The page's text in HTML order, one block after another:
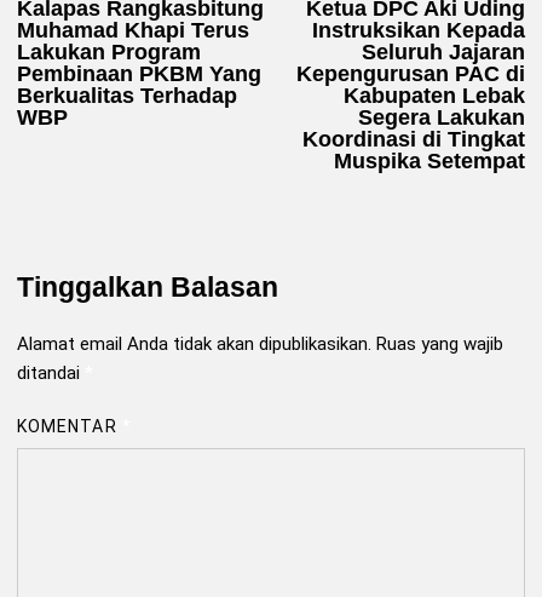
pos
article:
Kalapas Rangkasbitung
Muhamad Khapi Terus
Lakukan Program
Pembinaan PKBM Yang
Berkualitas Terhadap
WBP
Ketua DPC Aki Uding
Instruksikan Kepada
Seluruh Jajaran
Kepengurusan PAC di
Kabupaten Lebak
Segera Lakukan
Koordinasi di Tingkat
Muspika Setempat
Tinggalkan Balasan
Alamat email Anda tidak akan dipublikasikan. Ruas yang wajib
ditandai
KOMENTAR